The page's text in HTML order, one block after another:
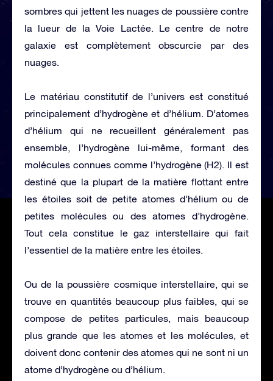
sombres qui jettent les nuages ​​de poussière contre
la lueur de la Voie Lactée. Le centre de notre
galaxie est complètement obscurcie par des
nuages.
Le matériau constitutif de l’univers est constitué
principalement d’hydrogène et d’hélium. D’atomes
d’hélium qui ne recueillent généralement pas
ensemble, l’hydrogène lui-même, formant des
molécules connues comme l’hydrogène (H2). Il est
destiné que la plupart de la matière flottant entre
les étoiles soit de petite atomes d’hélium ou de
petites molécules ou des atomes d’hydrogène.
Tout cela constitue le gaz interstellaire qui fait
l’essentiel de la matière entre les étoiles.
Ou de la poussière cosmique interstellaire, qui se
trouve en quantités beaucoup plus faibles, qui se
compose de petites particules, mais beaucoup
plus grande que les atomes et les molécules, et
doivent donc contenir des atomes qui ne sont ni un
atome d’hydrogène ou d’hélium.